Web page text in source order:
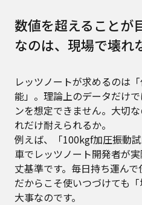
数値を超えることが
なのは、現場で壊れ
レッツノートが求めるのは
能」。理論上のデータだけ
ンを想定できません。大切
れだけ耐えられるか。
例えば、「100kgf加圧振動
車でレッツノート開発者が
丈基準です。毎日持ち運ん
だからこそ使いつづけても
大事なのです。